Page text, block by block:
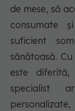
de mese, să
consumate
suficient
sănătoasă.
este
specialist